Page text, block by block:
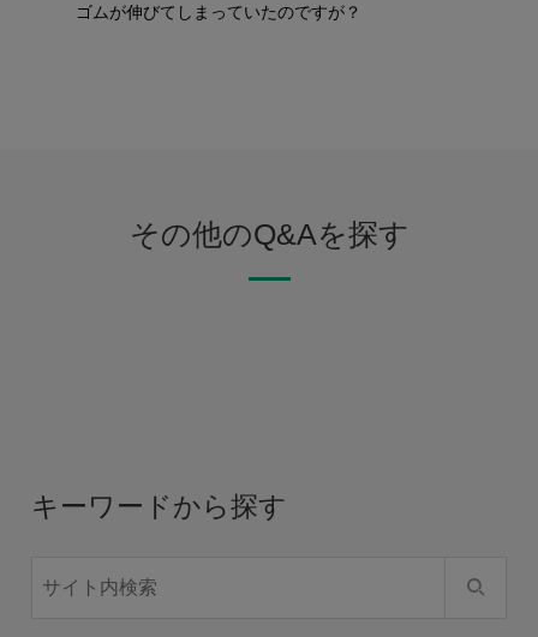
ゴムが伸びてしまっていたのですが？
その他のQ&Aを探す
キーワードから探す